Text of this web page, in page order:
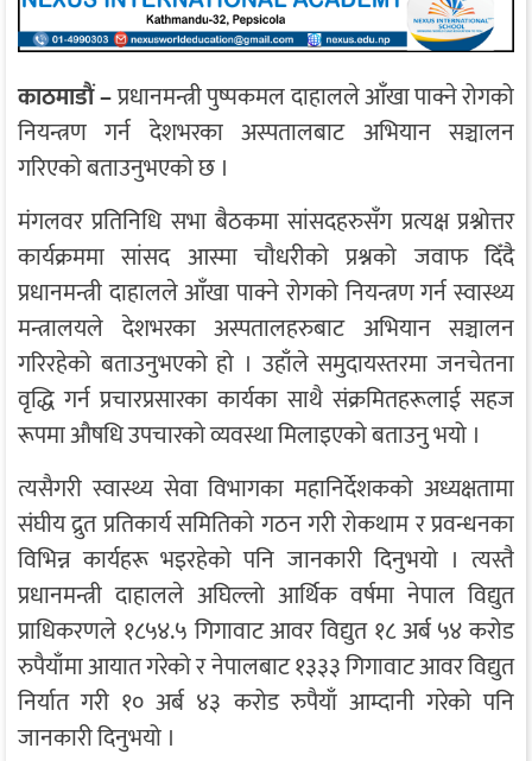
काठमाडाैं –प्रधानमन्त्री पुष्पकमल दाहालले आँखा पाक्ने रोगको
नियन्त्रण गर्न देशभरका अस्पतालबाट अभियान सञ्चालन
गरिएको बताउनुभएको छ ।
मंगलवर प्रतिनिधि सभा बैठकमा सांसदहरुसँग प्रत्यक्ष प्रश्नोत्तर
कार्यक्रममा सांसद आस्मा चौधरीको प्रश्नको जवाफ दिँदै
प्रधानमन्त्री दाहालले आँखा पाक्ने रोगको नियन्त्रण गर्न स्वास्थ्य
मन्त्रालयले देशभरका अस्पतालहरुबाट अभियान सञ्चालन
गरिरहेको बताउनुभएको हो । उहाँले समुदायस्तरमा जनचेतना
वृद्धि गर्न प्रचारप्रसारका कार्यका साथै संक्रमितहरूलाई सहज
रूपमा औषधि उपचारको व्यवस्था मिलाइएको बताउनु भयो ।
त्यसैगरी स्वास्थ्य सेवा विभागका महानिर्देशकको अध्यक्षतामा
संघीय द्रुत प्रतिकार्य समितिको गठन गरी रोकथाम र प्रवन्धनका
विभिन्न कार्यहरू भइरहेको पनि जानकारी दिनुभयो । त्यस्तै
प्रधानमन्त्री दाहालले अघिल्लो आर्थिक वर्षमा नेपाल विद्युत
प्राधिकरणले १८५४.५ गिगावाट आवर विद्युत १८ अर्ब ५४ करोड
रुपैयाँमा आयात गरेको र नेपालबाट १३३३ गिगावाट आवर विद्युत
निर्यात गरी १० अर्ब ४३ करोड रुपैयाँ आम्दानी गरेको पनि
जानकारी दिनुभयो ।